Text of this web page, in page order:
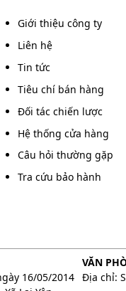
cho toàn bộ máy
đầu
nắm rõ các lưu ý
loại dầu và thay
ái và kéo dài tuổi thọ.
Giới thiệu công ty
Liên hệ
Tin tức
Tiêu chí bán hàng
Đối tác chiến lược
Hệ thống cửa hàng
Câu hỏi thường gặp
Tra cứu bảo hành
16/05/2014
VĂN
Địa chỉ: